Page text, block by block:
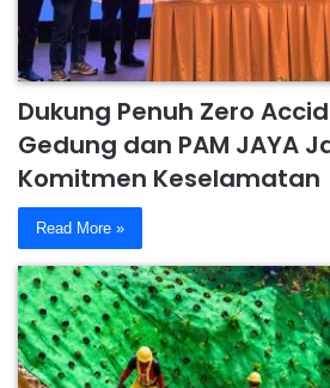
Dukung Penuh Zero
Gedung dan PAM JAYA
Komitmen Keselamatan
Read More »